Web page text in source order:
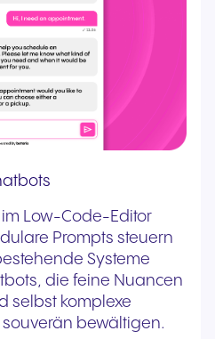
Low-Code-Editor
Prompts steuern
Systeme
die feine Nuancen
selbst komplexe
bewältigen.